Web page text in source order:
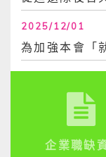
2025/12/01
企業職缺